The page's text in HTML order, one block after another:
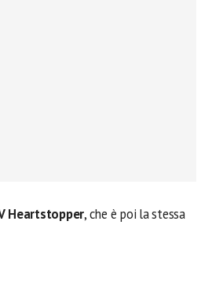
Heartstopper, che è poi la stessa